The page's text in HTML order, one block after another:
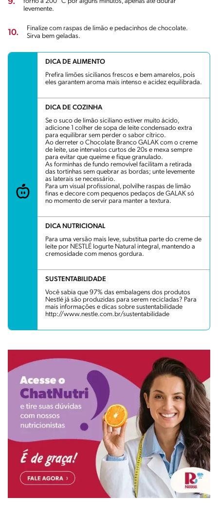
levemente.
10.
Finalize com raspas de limão e pedacinhos de chocolate.
Sirva bem geladas.
DICA DE ALIMENTO
Prefira limões sicilianos frescos e bem amarelos, pois
eles garantem aroma mais intenso e acidez equilibrada.
DICA DE COZINHA
Se o suco de limão siciliano estiver muito ácido,
adicione 1 colher de sopa de leite condensado extra
para equilibrar sem perder o sabor cítrico.
Ao derreter o Chocolate Branco GALAK com o creme
de leite, use intervalos curtos de 20s e mexa sempre
para evitar que queime e fique granulado.
As forminhas de fundo removível facilitam a retirada
das tortinhas sem quebrar as bordas; unte levemente
as laterais se necessário.
Para um visual profissional, polvilhe raspas de limão
finas e decore com pequenos pedaços de GALAK só
no momento de servir para manter a textura.
DICA NUTRICIONAL
Para uma versão mais leve, substitua parte do creme de
leite por NESTLÉ Iogurte Natural integral, mantendo a
cremosidade com menos gordura.
SUSTENTABILIDADE
Você sabia que 97% das embalagens dos produtos
Nestlé já são produzidas para serem recicladas? Para
mais informações e dicas sobre sustentabilidade
http://www.nestle.com.br/sustentabilidade